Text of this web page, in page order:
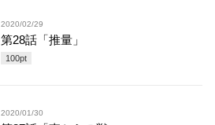
2020/02/29
第28話「推量」
100pt
2020/01/30